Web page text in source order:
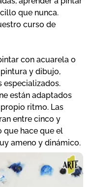
que nunca.
curso de
con acuarela o
y dibujo,
especializados.
están adaptados
ritmo. Las
entre cinco y
que hace que el
ameno y dinámico.